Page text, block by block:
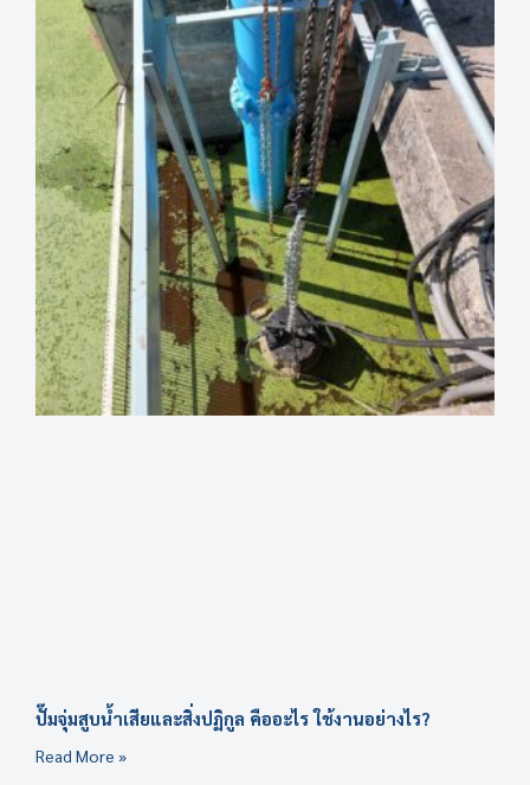
ปั๊มจุ่มสูบน้ำเสียและสิ่งปฏิกูล คืออะไร ใช้งานอย่างไร?
Read More »